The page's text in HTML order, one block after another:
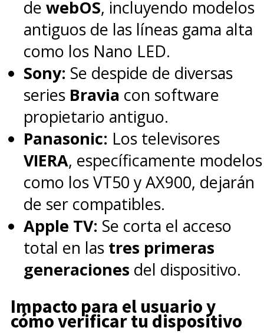
de webOS, incluyendo modelos
antiguos de las líneas gama alta
como los Nano LED.
Sony: Se despide de diversas
series Bravia con software
propietario antiguo.
Panasonic: Los televisores
VIERA, específicamente modelos
como los VT50 y AX900, dejarán
de ser compatibles.
Apple TV: Se corta el acceso
total en las tres primeras
generaciones del dispositivo.
Impacto para el usuario y
cómo verificar tu dispositivo